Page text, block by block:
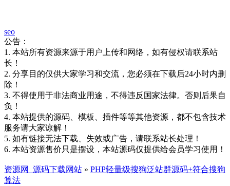
seo
公告：
1. 本站所有资源来源于用户上传和网络，如有侵权请联系站
长！
2. 分享目的仅供大家学习和交流，您必须在下载后24小时内删
除！
3. 不得使用于非法商业用途，不得违反国家法律。否则后果自
负！
4. 本站提供的源码、模板、插件等等其他资源，都不包含技术
服务请大家谅解！
5. 如有链接无法下载、失效或广告，请联系站长处理！
6. 本站资源售价只是摆设，本站源码仅提供给会员学习使用！
资源网_源码下载网站 » PHP轻量级搜狗泛站群源码+符合搜狗
算法